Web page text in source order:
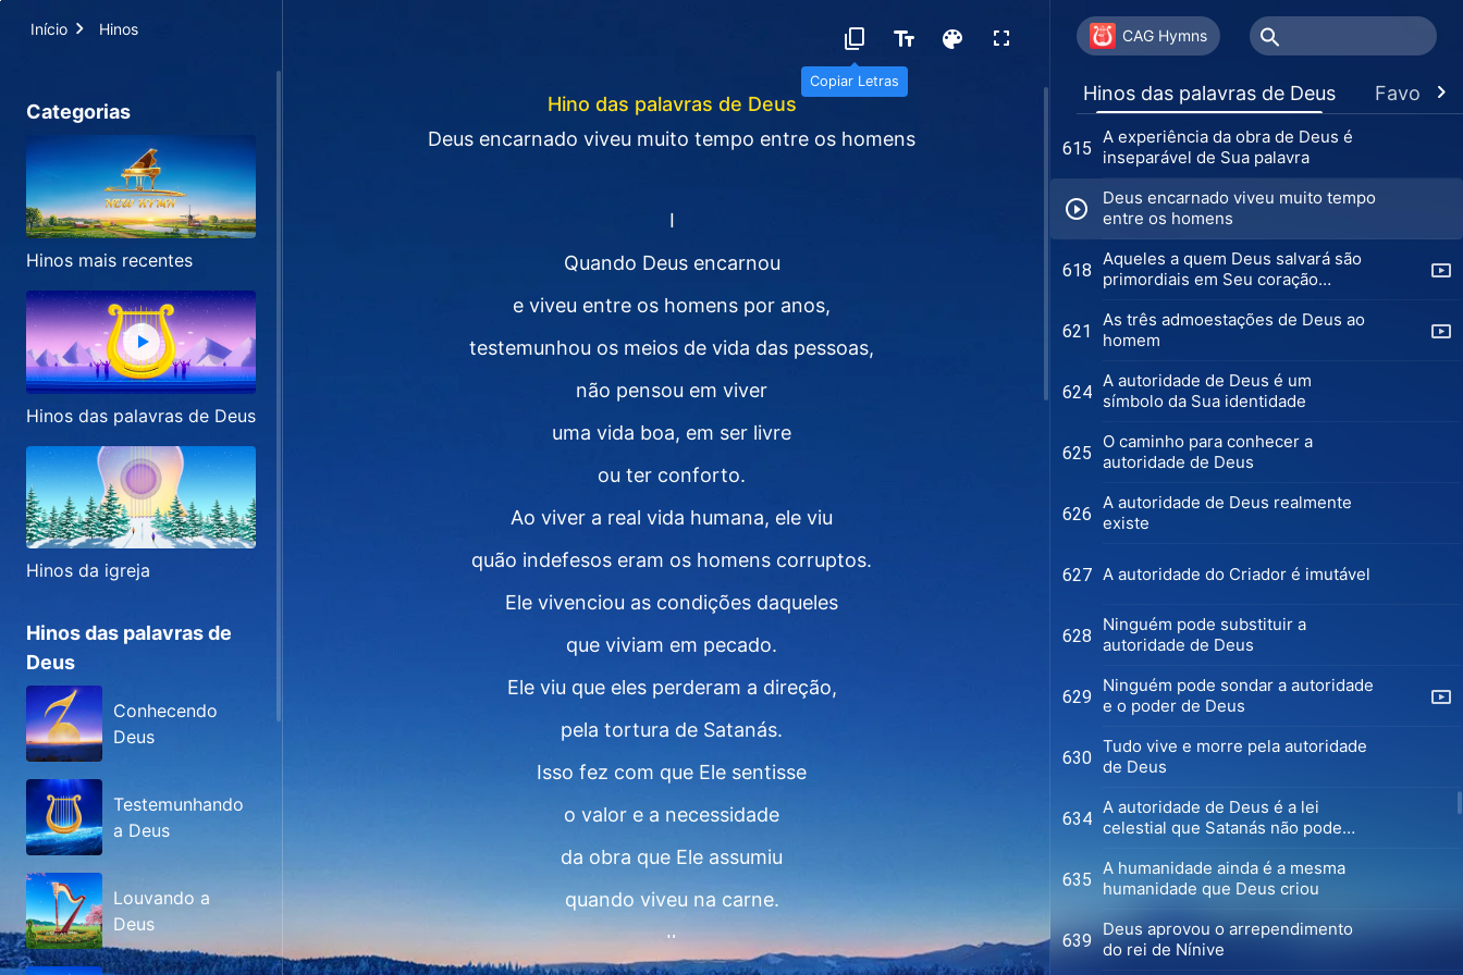
Início Hinos
Copiar Letras
Categorias
Hinos mais recentes
Hinos das palavras de Deus
Hinos da igreja
Hinos das palavras de
Deus
Conhecendo
Deus
Testemunhando
a Deus
Louvando a
Deus
Hino das palavras de Deus
Deus encarnado viveu muito tempo entre os homens
Ⅰ
Quando Deus encarnou
e viveu entre os homens por anos,
testemunhou os meios de vida das pessoas,
não pensou em viver
uma vida boa, em ser livre
ou ter conforto.
Ao viver a real vida humana, ele viu
quão indefesos eram os homens corruptos.
Ele vivenciou as condições daqueles
que viviam em pecado.
Ele viu que eles perderam a direção,
pela tortura de Satanás.
Isso fez com que Ele sentisse
o valor e a necessidade
da obra que Ele assumiu
quando viveu na carne.
Ⅱ
CAG Hymns
Hinos das palavras de Deus Favoritos
612
Quando você abre o seu coração
para Deus
613 coração
615
A experiência da obra de Deus é
inseparável de Sua palavra
Deus encarnado viveu muito tempo
entre os homens
618
Aqueles a quem Deus salvará são
primordiais em Seu coração
621
As três admoestações de Deus ao
homem
624
A autoridade de Deus é um
símbolo da Sua identidade
625
O caminho para conhecer a
autoridade de Deus
626
A autoridade de Deus realmente
existe
627 A autoridade do Criador é imutável
628
Ninguém pode substituir a
autoridade de Deus
629
Ninguém pode sondar a autoridade
e o poder de Deus
630
Tudo vive e morre pela autoridade
de Deus
634
A autoridade de Deus é a lei
celestial que Satanás não pode
635
A humanidade ainda é a mesma
humanidade que Deus criou
639
Deus aprovou o arrependimento
do rei de Nínive